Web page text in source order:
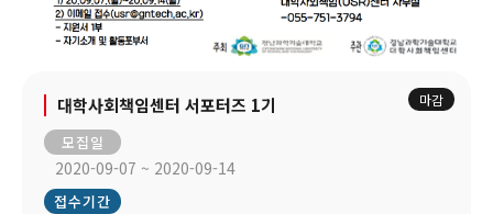
대학사회책임센터 서포터즈 1기
모집일
2020-09-07 ~ 2020-09-14
접수기간
마감